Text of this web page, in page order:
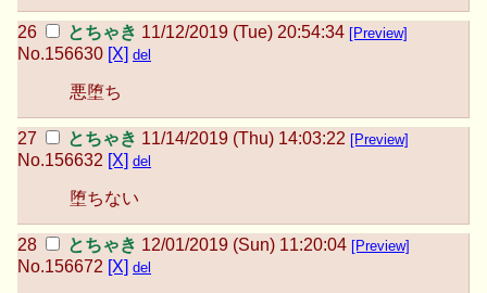
とちゃき 11/12/2019 (Tue) 20:54:34 [Preview]
No.156630 [X] del
悪堕ち
とちゃき 11/14/2019 (Thu) 14:03:22 [Preview]
No.156632 [X] del
堕ちない
とちゃき 12/01/2019 (Sun) 11:20:04 [Preview]
No.156672 [X] del